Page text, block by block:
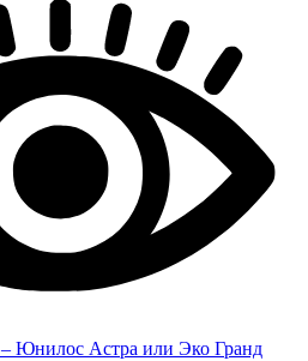
Юнилос Астра или Эко Гранд